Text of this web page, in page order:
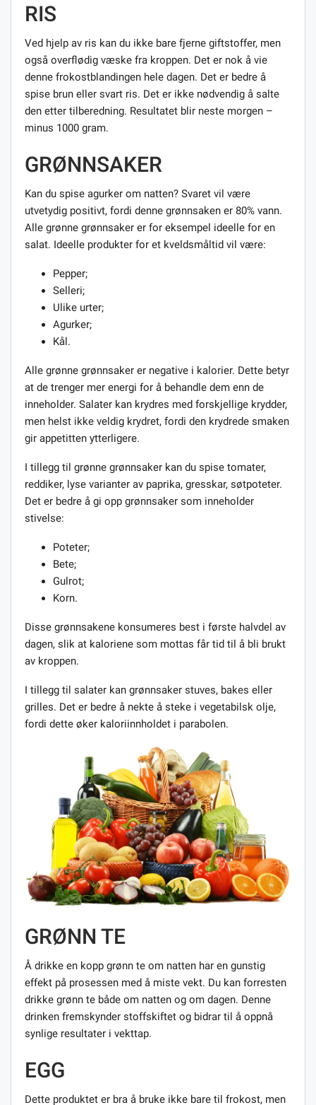
RIS
Ved hjelp av ris kan du ikke bare fjerne giftstoffer, men
også overflødig væske fra kroppen. Det er nok å vie
denne frokostblandingen hele dagen. Det er bedre å
spise brun eller svart ris. Det er ikke nødvendig å salte
den etter tilberedning. Resultatet blir neste morgen –
minus 1000 gram.
GRØNNSAKER
Kan du spise agurker om natten? Svaret vil være
utvetydig positivt, fordi denne grønnsaken er 80% vann.
Alle grønne grønnsaker er for eksempel ideelle for en
salat. Ideelle produkter for et kveldsmåltid vil være:
Pepper;
Selleri;
Ulike urter;
Agurker;
Kål.
Alle grønne grønnsaker er negative i kalorier. Dette betyr
at de trenger mer energi for å behandle dem enn de
inneholder. Salater kan krydres med forskjellige krydder,
men helst ikke veldig krydret, fordi den krydrede smaken
gir appetitten ytterligere.
I tillegg til grønne grønnsaker kan du spise tomater,
reddiker, lyse varianter av paprika, gresskar, søtpoteter.
Det er bedre å gi opp grønnsaker som inneholder
stivelse:
Poteter;
Bete;
Gulrot;
Korn.
Disse grønnsakene konsumeres best i første halvdel av
dagen, slik at kaloriene som mottas får tid til å bli brukt
av kroppen.
I tillegg til salater kan grønnsaker stuves, bakes eller
grilles. Det er bedre å nekte å steke i vegetabilsk olje,
fordi dette øker kaloriinnholdet i parabolen.
GRØNN TE
Å drikke en kopp grønn te om natten har en gunstig
effekt på prosessen med å miste vekt. Du kan forresten
drikke grønn te både om natten og om dagen. Denne
drinken fremskynder stoffskiftet og bidrar til å oppnå
synlige resultater i vekttap.
EGG
Dette produktet er bra å bruke ikke bare til frokost, men